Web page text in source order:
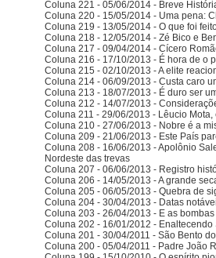
Coluna 221 - 05/06/2014 - Breve
Coluna 220 - 15/05/2014 - Uma pena:
Coluna 219 - 13/05/2014 - O que foi
Coluna 218 - 12/05/2014 - Zé Bico e
Coluna 217 - 09/04/2014 - Cícero
Coluna 216 - 17/10/2013 - É hora de o
Coluna 215 - 02/10/2013 - A elite
Coluna 214 - 06/09/2013 - Custa caro
Coluna 213 - 18/07/2013 - É duro ser
Coluna 212 - 14/07/2013 -
Coluna 211 - 29/06/2013 - Lêucio
Coluna 210 - 27/06/2013 - Nobre é a
Coluna 209 - 21/06/2013 - Este País
Coluna 208 - 16/06/2013 - Apolônio
Nordeste das trevas
Coluna 207 - 06/06/2013 - Registro
Coluna 206 - 14/05/2013 - A grande
Coluna 205 - 06/05/2013 - Quebra de
Coluna 204 - 30/04/2013 - Datas
Coluna 203 - 26/04/2013 - E as
Coluna 202 - 16/01/2012 -
Coluna 201 - 30/04/2011 - São Bento
Coluna 200 - 05/04/2011 - Padre João